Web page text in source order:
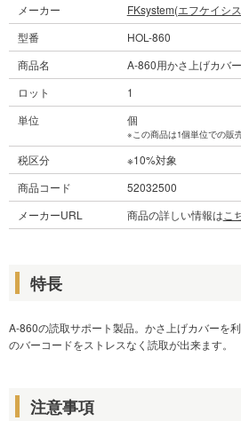
メーカー
FKsystem(エフケイシ
型番
HOL-860
商品名
A-860用かさ上げカバー
ロット
1
単位
個
※この商品は1個単位での販
税区分
※10%対象
商品コード
52032500
メーカーURL
商品の詳しい情報は こ
特長
A-860の読取サポート製品。かさ上げカバーを
のバーコードをストレスなく読取が出来ます。
注意事項